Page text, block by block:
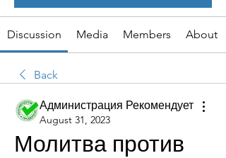
Discussion Media Members About
Back
Администрация Рекомендует
August 31, 2023
Молитва против